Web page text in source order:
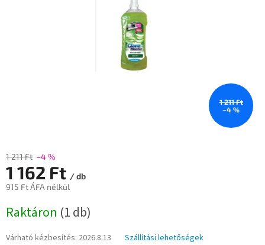
1 211 Ft
–4 %
1 211 Ft –4 %
1 162 Ft / db
915 Ft ÁFA nélkül
Raktáron (1 db)
Várható kézbesítés: 2026.8.13 Szállítási lehetőségek